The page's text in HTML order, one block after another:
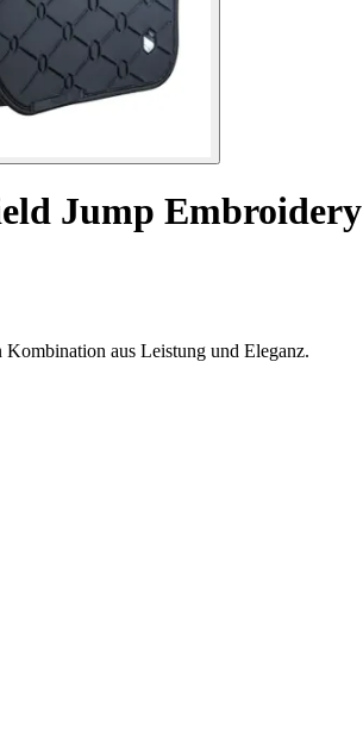
Jump Embroidery
aus Leistung und Eleganz.